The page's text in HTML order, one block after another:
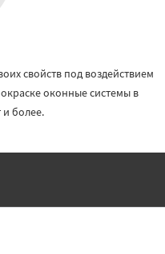
свойств под воздействием
оконные системы в
и более.